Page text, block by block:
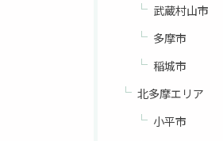
武蔵村山市
多摩市
稲城市
北多摩エリア
小平市